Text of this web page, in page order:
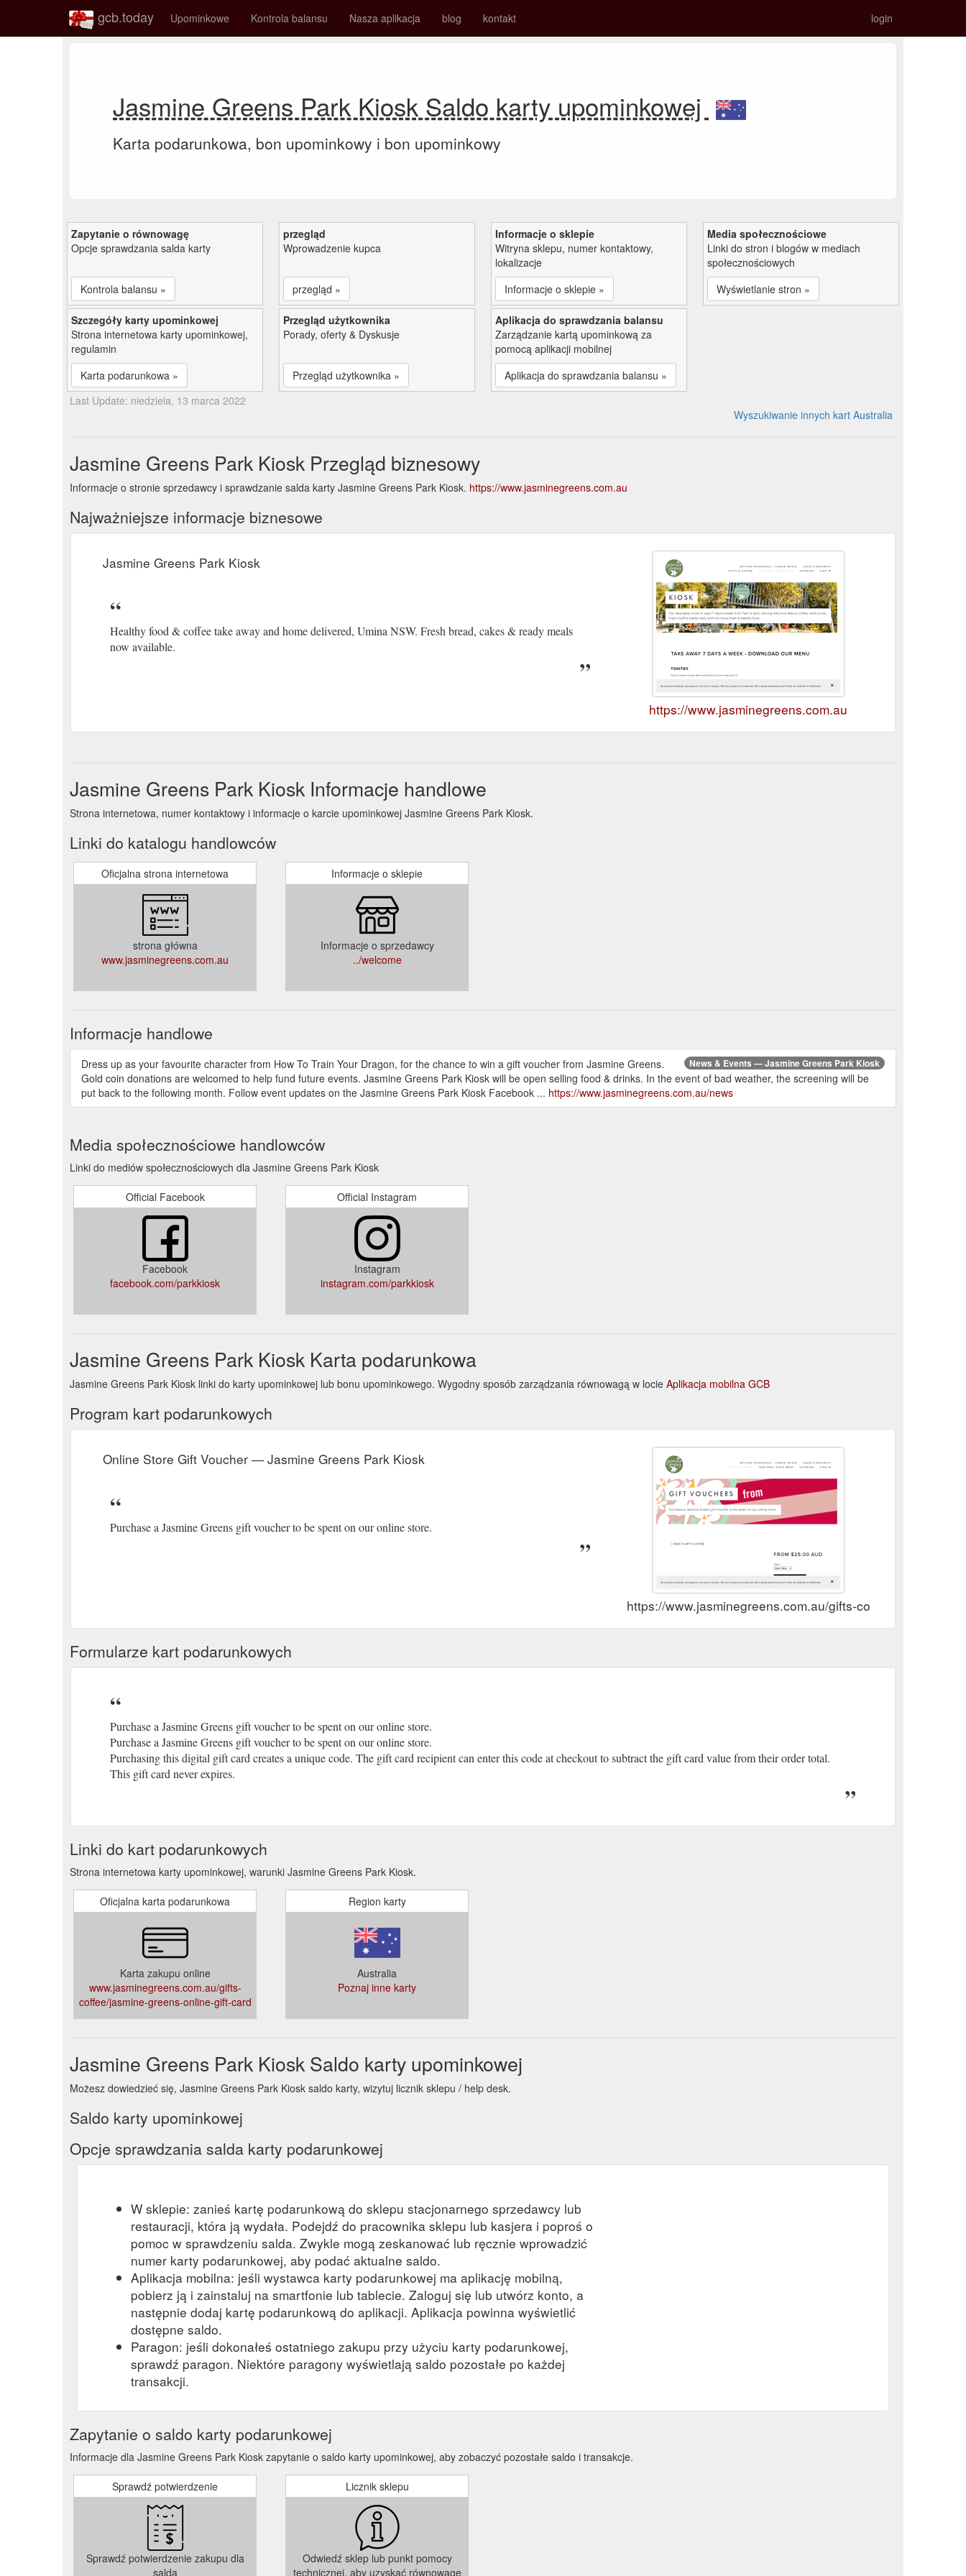
gcb.today Upominkowe Kontrola balansu Nasza aplikacja blog kontakt login
Jasmine Greens Park Kiosk Saldo karty upominkowej
Karta podarunkowa, bon upominkowy i bon upominkowy
Zapytanie o równowagę
Opcje sprawdzania salda karty
Kontrola balansu »
przegląd
Wprowadzenie kupca
przegląd »
Informacje o sklepie
Witryna sklepu, numer kontaktowy,
lokalizacje
Informacje o sklepie »
Media społecznościowe
Linki do stron i blogów w mediach
społecznościowych
Wyświetlanie stron »
Szczegóły karty upominkowej
Strona internetowa karty upominkowej,
regulamin
Karta podarunkowa »
Przegląd użytkownika
Porady, oferty & Dyskusje
Przegląd użytkownika »
Aplikacja do sprawdzania balansu
Zarządzanie kartą upominkową za
pomocą aplikacji mobilnej
Aplikacja do sprawdzania balansu »
Last Update: niedziela, 13 marca 2022
Wyszukiwanie innych kart Australia
Jasmine Greens Park Kiosk Przegląd biznesowy
Informacje o stronie sprzedawcy i sprawdzanie salda karty Jasmine Greens Park Kiosk. https://www.jasminegreens.com.au
Najważniejsze informacje biznesowe
Jasmine Greens Park Kiosk
Healthy food & coffee take away and home delivered, Umina NSW. Fresh bread, cakes & ready meals
now available.
https://www.jasminegreens.com.au
Jasmine Greens Park Kiosk Informacje handlowe
Strona internetowa, numer kontaktowy i informacje o karcie upominkowej Jasmine Greens Park Kiosk.
Linki do katalogu handlowców
Oficjalna strona internetowa
strona główna
www.jasminegreens.com.au
Informacje o sklepie
Informacje o sprzedawcy
../welcome
Informacje handlowe
News & Events — Jasmine Greens Park Kiosk
Dress up as your favourite character from How To Train Your Dragon, for the chance to win a gift voucher from Jasmine Greens.
Gold coin donations are welcomed to help fund future events. Jasmine Greens Park Kiosk will be open selling food & drinks. In the event of bad weather, the screening will be
put back to the following month. Follow event updates on the Jasmine Greens Park Kiosk Facebook ... https://www.jasminegreens.com.au/news
Media społecznościowe handlowców
Linki do mediów społecznościowych dla Jasmine Greens Park Kiosk
Official Facebook
Facebook
facebook.com/parkkiosk
Official Instagram
Instagram
instagram.com/parkkiosk
Jasmine Greens Park Kiosk Karta podarunkowa
Jasmine Greens Park Kiosk linki do karty upominkowej lub bonu upominkowego. Wygodny sposób zarządzania równowagą w locie Aplikacja mobilna GCB
Program kart podarunkowych
Online Store Gift Voucher — Jasmine Greens Park Kiosk
Purchase a Jasmine Greens gift voucher to be spent on our online store.
https://www.jasminegreens.com.au/gifts-coffee/jasmine-
Formularze kart podarunkowych
Purchase a Jasmine Greens gift voucher to be spent on our online store.
Purchase a Jasmine Greens gift voucher to be spent on our online store.
Purchasing this digital gift card creates a unique code. The gift card recipient can enter this code at checkout to subtract the gift card value from their order total.
This gift card never expires.
Linki do kart podarunkowych
Strona internetowa karty upominkowej, warunki Jasmine Greens Park Kiosk.
Oficjalna karta podarunkowa
Karta zakupu online
www.jasminegreens.com.au/gifts-
coffee/jasmine-greens-online-gift-card
Region karty
Australia
Poznaj inne karty
Jasmine Greens Park Kiosk Saldo karty upominkowej
Możesz dowiedzieć się, Jasmine Greens Park Kiosk saldo karty, wizytuj licznik sklepu / help desk.
Saldo karty upominkowej
Opcje sprawdzania salda karty podarunkowej
W sklepie: zanieś kartę podarunkową do sklepu stacjonarnego sprzedawcy lub
restauracji, która ją wydała. Podejdź do pracownika sklepu lub kasjera i poproś o
pomoc w sprawdzeniu salda. Zwykle mogą zeskanować lub ręcznie wprowadzić
numer karty podarunkowej, aby podać aktualne saldo.
Aplikacja mobilna: jeśli wystawca karty podarunkowej ma aplikację mobilną,
pobierz ją i zainstaluj na smartfonie lub tablecie. Zaloguj się lub utwórz konto, a
następnie dodaj kartę podarunkową do aplikacji. Aplikacja powinna wyświetlić
dostępne saldo.
Paragon: jeśli dokonałeś ostatniego zakupu przy użyciu karty podarunkowej,
sprawdź paragon. Niektóre paragony wyświetlają saldo pozostałe po każdej
transakcji.
Zapytanie o saldo karty podarunkowej
Informacje dla Jasmine Greens Park Kiosk zapytanie o saldo karty upominkowej, aby zobaczyć pozostałe saldo i transakcje.
Sprawdź potwierdzenie
Sprawdź potwierdzenie zakupu dla
salda
Licznik sklepu
Odwiedź sklep lub punkt pomocy
technicznej, aby uzyskać równowagę